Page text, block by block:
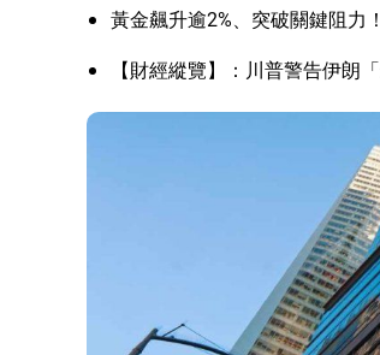
黃金飆升逾2%、突破關鍵阻力
【財經縱覽】：川普警告伊朗